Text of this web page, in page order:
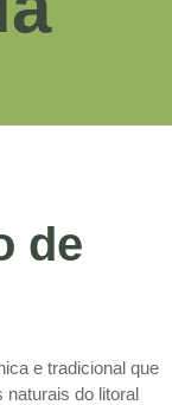
de
e tradicional que
naturais do litoral